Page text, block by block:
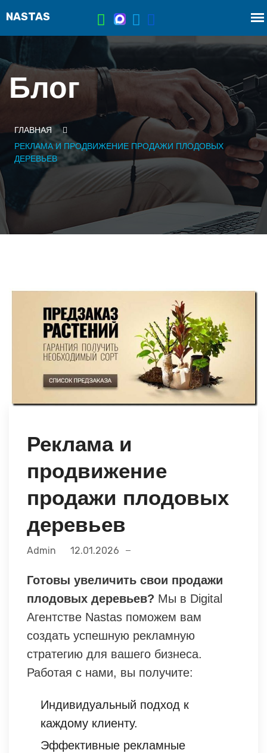
Блог
ГЛАВНАЯ
РЕКЛАМА И ПРОДВИЖЕНИЕ ПРОДАЖИ ПЛОДОВЫХ
ДЕРЕВЬЕВ
Реклама и
продвижение
продажи плодовых
деревьев
Admin 12.01.2026
Готовы увеличить свои продажи
плодовых деревьев? Мы в Digital
Агентстве Nastas поможем вам
создать успешную рекламную
стратегию для вашего бизнеса.
Работая с нами, вы получите:
Индивидуальный подход к
каждому клиенту.
Эффективные рекламные